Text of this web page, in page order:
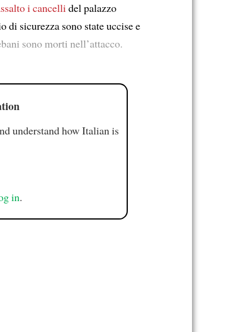
i cancellidel palazzo
di sicurezza sono state uccise e
sono morti nell’attacco.
understand how Italian is
in.